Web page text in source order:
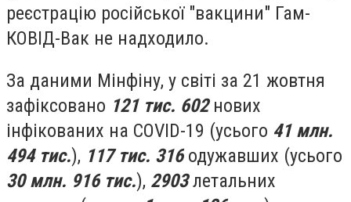
реєстрацію російської "вакцини" Гам-
КОВІД-Вак не надходило.
За даними Мінфіну, у світі за 21 жовтня
зафіксовано 121 тис. 602нових
інфікованих на COVID-19 (усього 41 млн.
494 тис.), 117 тис. 316одужавших (усього
30 млн. 916 тис.), 2903летальних